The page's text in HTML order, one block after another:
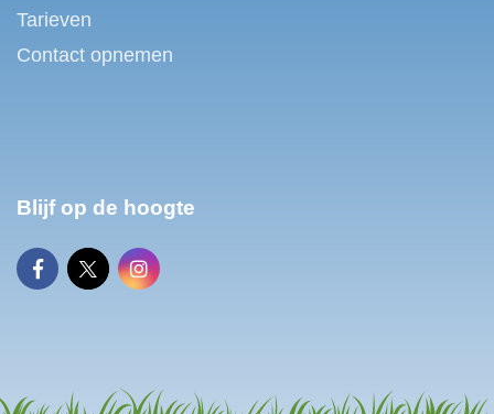
Tarieven
Contact opnemen
Blijf op de hoogte